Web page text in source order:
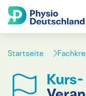
Startseite
Kurs-